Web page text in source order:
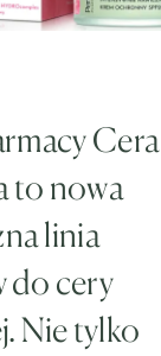
Cera
to nowa
linia
do cery
Nie tylko